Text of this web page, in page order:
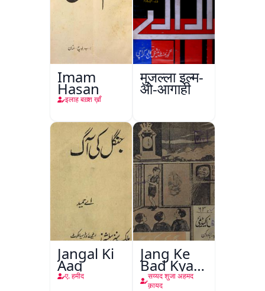
Imam
Hasan
इलाह बख़्श ख़ाँ
मुजल्ला इल्म-
ओ-आगाही
Jangal Ki
Aag
ए. हमीद
Jang Ke
Bad Kya
Hoga
सय्यद शुजा अहमद
क़ायद